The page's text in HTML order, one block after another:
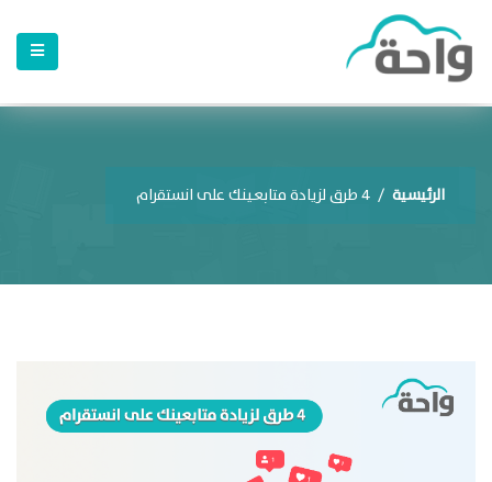
الرئيسية / 4 طرق لزيادة متابعينك على انستقرام